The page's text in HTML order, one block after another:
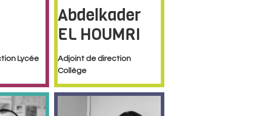
Lycée
Abdelkader
EL HOUMRI
Adjoint de direction
Collège